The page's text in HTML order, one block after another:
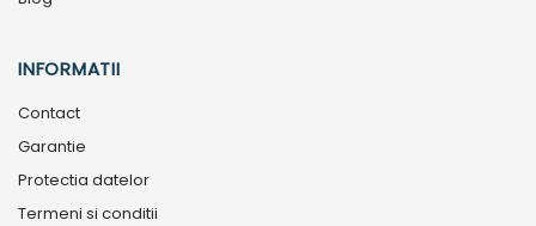
INFORMATII
Contact
Garantie
Protectia datelor
Termeni si conditii